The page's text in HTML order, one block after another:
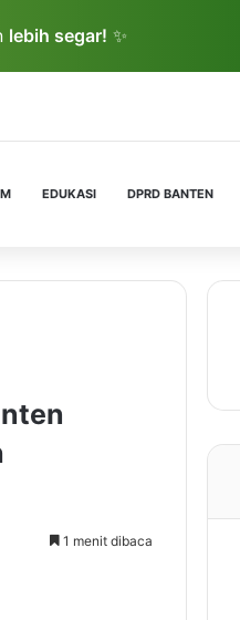
lebih segar! ✨
EDUKASI DPRD BANTEN
1 menit dibaca